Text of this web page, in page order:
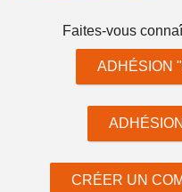
Faites-vous
ADHÉSION
CRÉER UN